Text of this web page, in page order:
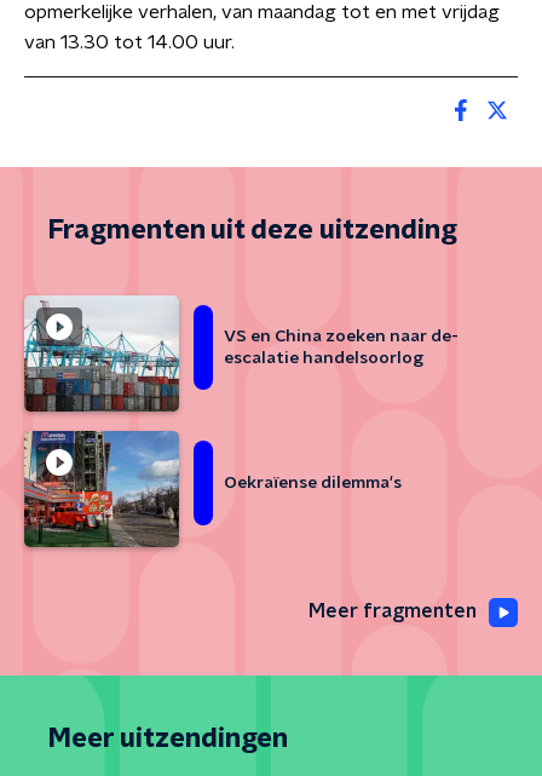
opmerkelijke verhalen, van maandag tot en met vrijdag
van 13.30 tot 14.00 uur.
Fragmenten uit deze uitzending
VS en China zoeken naar de-
escalatie handelsoorlog
Oekraïense dilemma's
Meer fragmenten
Meer uitzendingen